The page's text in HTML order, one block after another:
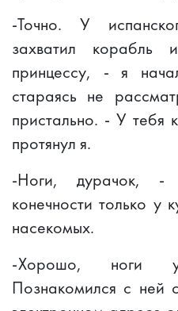
-Точно. У
захватил корабль
принцессу, - я
стараясь не
пристально. - У тебя
протянул я.
-Ноги, дурачок, -
конечности только у
насекомых.
-Хорошо, ноги
Познакомился с ней